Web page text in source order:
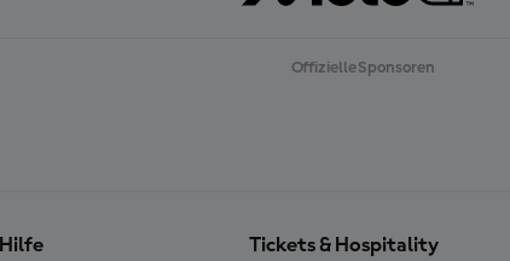
Offizielle Sponsoren
Hilfe Tickets & Hospitality